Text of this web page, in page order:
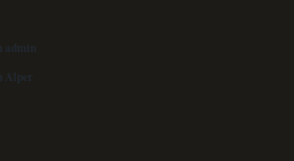
admin
Alper